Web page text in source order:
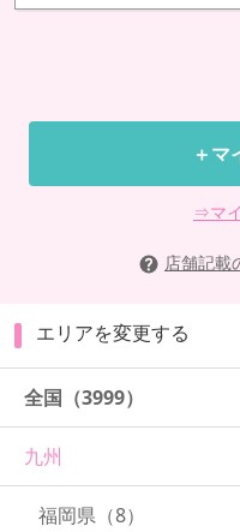
＋マ
⇒マ
店舗記載
エリアを変更する
全国 （3999）
九州
福岡県 （8）